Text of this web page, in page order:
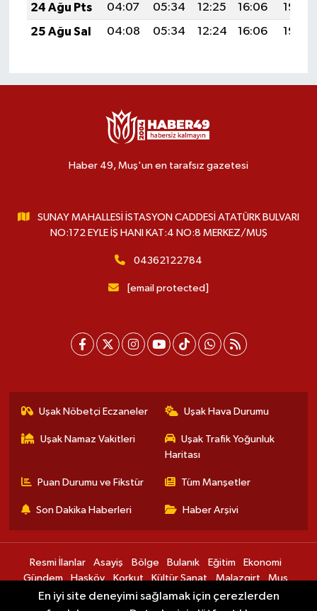
24 Ağu Pts
04:07 05:34 12:25 16:06
19:06
25 Ağu Sal
04:08 05:34 12:24 16:06 19:04
Haber 49, Muş'un en tarafsız gazetesi
SUNAY MAHALLESİ İSTASYON CADDESİ ATATÜRK BULVARI
NO:172 EYLE İŞ HANI KAT:4 NO:8 MERKEZ/MUŞ
04362122784
[email protected]
Uşak Nöbetçi Eczaneler Uşak Hava Durumu
Uşak Namaz Vakitleri
Uşak Trafik Yoğunluk
Haritası
Puan Durumu ve Fikstür Tüm Manşetler
Son Dakika Haberleri Haber Arşivi
Resmi İlanlar Asayiş Bölge Bulanık Eğitim
Ekonomi
Gündem
Hasköy Korkut Kültür Sanat Malazgirt
Muş
Sağlık
Spor Teknoloji Varto
En iyi site deneyimi sağlamak için çerezlerden